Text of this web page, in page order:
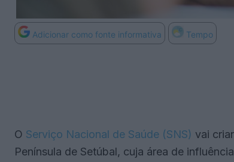
Adicionar como fonte informativa Tempo
O Serviço Nacional de Saúde (SNS) vai
Península de Setúbal, cuja área de